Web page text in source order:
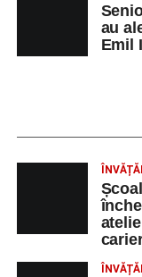
au
Emil